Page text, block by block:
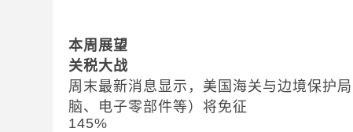
本周展望
关税大战
周末最新消息显示，美国海关与边境保护
脑、电子零部件等）将免征
145%